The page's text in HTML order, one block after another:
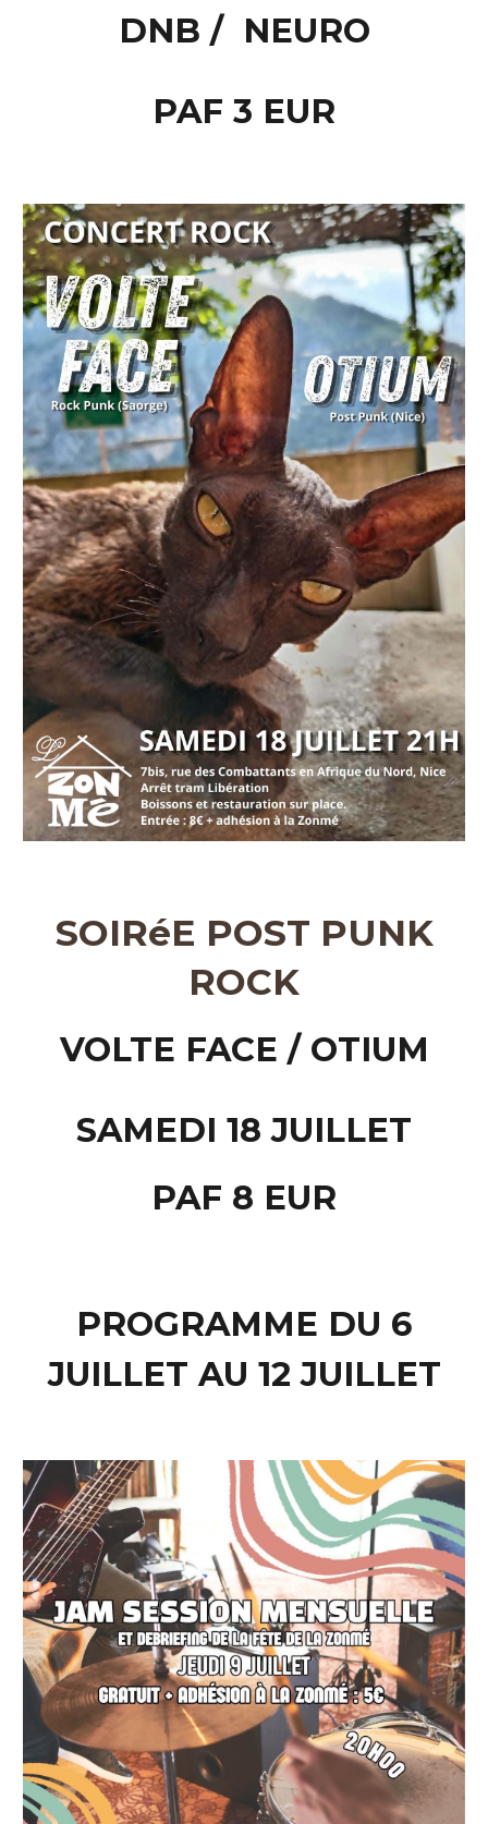
DNB / NEURO
PAF 3 EUR
SOIRéE POST PUNK
ROCK
VOLTE FACE / OTIUM
SAMEDI 18 JUILLET
PAF 8 EUR
PROGRAMME DU 6
JUILLET AU 12 JUILLET